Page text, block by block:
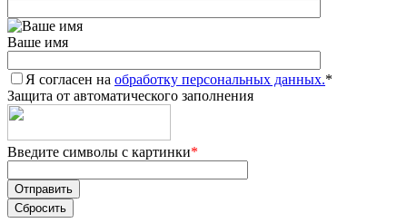
Ваше имя
Я согласен на обработку персональных данных.*
Защита от автоматического заполнения
Введите символы с картинки*